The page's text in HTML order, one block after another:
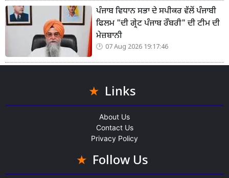
ਪੰਜਾਬ ਵਿਧਾਨ ਸਭਾ ਦੇ ਸਪੀਕਰ ਵੱਲੋਂ ਪੰਜਾਬੀ
ਫਿਲਮ "ਦੀ ਗ੍ਰੇਟ ਪੰਜਾਬ ਰੌਬਰੀ" ਦੀ ਟੀਮ ਦੀ
ਮੇਜ਼ਬਾਨੀ
07 Aug 2026 19:17:46
Links
About Us
Contact Us
Privacy Policy
Follow Us